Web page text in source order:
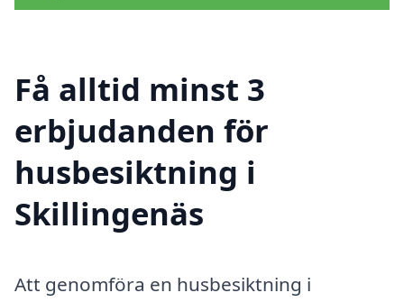
Få alltid minst 3
erbjudanden för
husbesiktning i
Skillingenäs
Att genomföra en husbesiktning i